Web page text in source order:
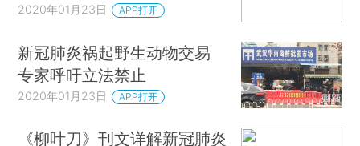
2020年01月23日 APP打开
新冠肺炎祸起野生动物交易
专家呼吁立法禁止
2020年01月23日 APP打开
《柳叶刀》刊文详解新冠肺炎